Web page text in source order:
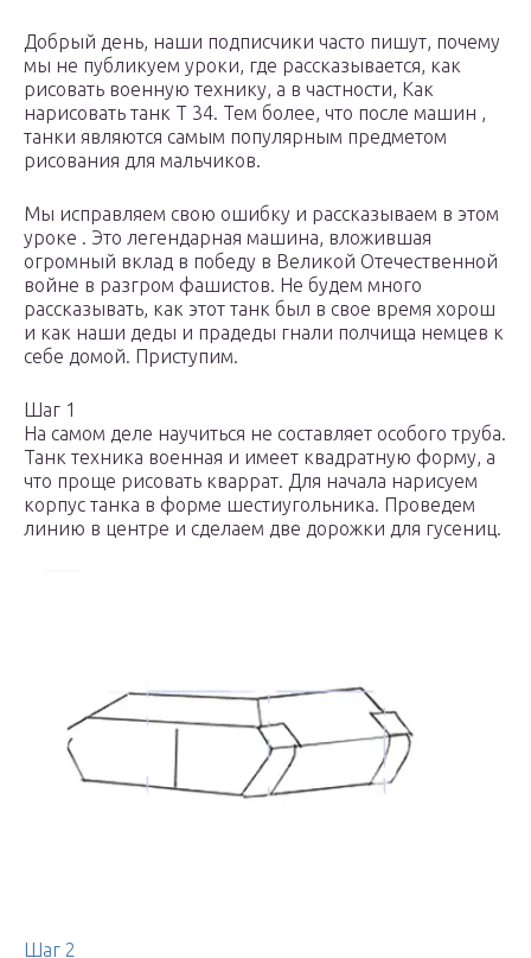
Добрый день, наши подписчики часто пишут, почему
мы не публикуем уроки, где рассказывается, как
рисовать военную технику, а в частности, Как
нарисовать танк Т 34. Тем более, что после машин ,
танки являются самым популярным предметом
рисования для мальчиков.
Мы исправляем свою ошибку и рассказываем в этом
уроке . Это легендарная машина, вложившая
огромный вклад в победу в Великой Отечественной
войне в разгром фашистов. Не будем много
рассказывать, как этот танк был в свое время хорош
и как наши деды и прадеды гнали полчища немцев к
себе домой. Приступим.
Шаг 1
На самом деле научиться не составляет особого труба.
Танк техника военная и имеет квадратную форму, а
что проще рисовать кваррат. Для начала нарисуем
корпус танка в форме шестиугольника. Проведем
линию в центре и сделаем две дорожки для гусениц.
Шаг 2